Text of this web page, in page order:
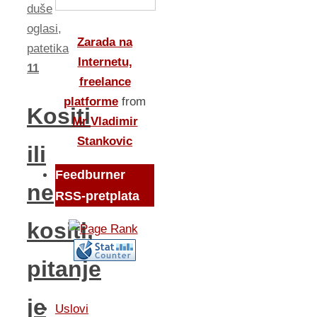
duše
oglasi,
patetika
11
Kositi
ili
ne
kositi,
pitanje
je
Zarada na
Internetu,
freelance
platforme from
Mr Vladimir
Stankovic
Feedburner
RSS-pretplata
Uslovi